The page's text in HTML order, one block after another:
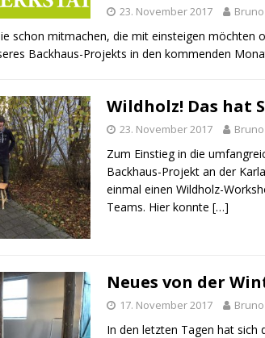
23. November 2017 Bruno
schon mitmachen, die mit einsteigen möchten
Backhaus-Projekts in den kommenden
Wildholz! Das hat
23. November 2017 Bruno
Zum Einstieg in die
Backhaus-Projekt an der
einmal einen Wildholz-
Teams. Hier konnte […]
Neues von der
17. November 2017 Bruno
In den letzten Tagen hat sich